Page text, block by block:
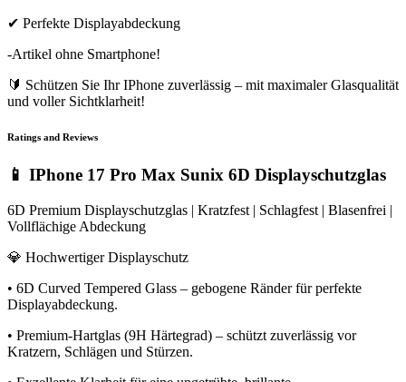
✔ Perfekte Displayabdeckung
-Artikel ohne Smartphone!
🔰 Schützen Sie Ihr IPhone zuverlässig – mit maximaler Glasqualität
und voller Sichtklarheit!
Ratings and Reviews
📱 IPhone 17 Pro Max Sunix 6D Displayschutzglas
6D Premium Displayschutzglas | Kratzfest | Schlagfest | Blasenfrei |
Vollflächige Abdeckung
💎 Hochwertiger Displayschutz
• 6D Curved Tempered Glass – gebogene Ränder für perfekte
Displayabdeckung.
• Premium-Hartglas (9H Härtegrad) – schützt zuverlässig vor
Kratzern, Schlägen und Stürzen.